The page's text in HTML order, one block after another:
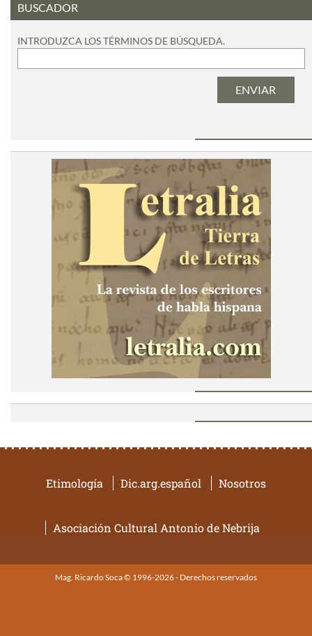
BUSCADOR
INTRODUZCA LOS TÉRMINOS DE BÚSQUEDA.
Etimología Dic.arg.español Nosotros
Asociación Cultural Antonio de Nebrija
Mag. Ricardo Soca © 1996-2026 - Derechos reservados